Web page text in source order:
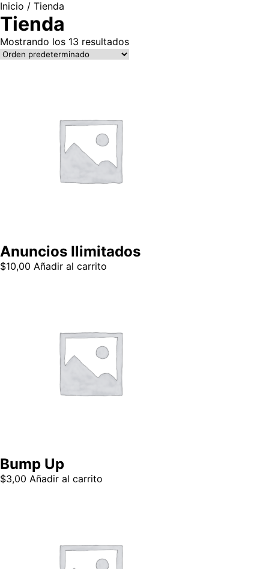
Inicio / Tienda
Tienda
Mostrando los 13 resultados
Anuncios Ilimitados
$10,00 Añadir al carrito
Bump Up
$3,00 Añadir al carrito